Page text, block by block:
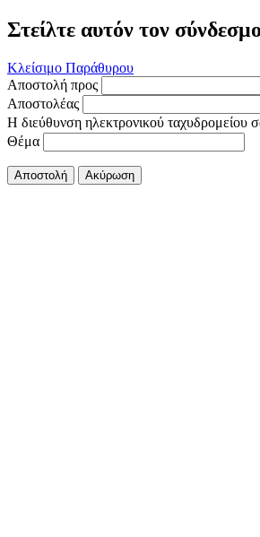
Στείλτε αυτόν τον
Κλείσιμο Παράθυρου
Αποστολή προς
Αποστολέας
Η διεύθυνση ηλεκτρονικού ταχυδρομείου
Θέμα
Αποστολή Ακύρωση